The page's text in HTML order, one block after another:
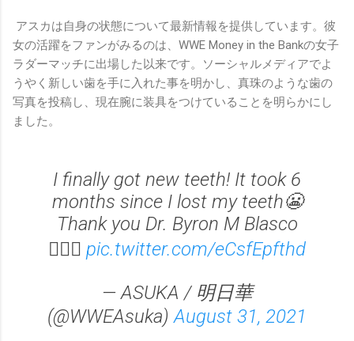
アスカは自身の状態について最新情報を提供しています。彼
女の活躍をファンがみるのは、WWE Money in the Bankの女子
ラダーマッチに出場した以来です。ソーシャルメディアでよ
うやく新しい歯を手に入れた事を明かし、真珠のような歯の
写真を投稿し、現在腕に装具をつけていることを明らかにし
ました。
I finally got new teeth! It took 6
months since I lost my teeth😬
Thank you Dr. Byron M Blasco
👨🏼‍⚕️ pic.twitter.com/eCsfEpfthd
— ASUKA / 明日華
(@WWEAsuka)August 31, 2021